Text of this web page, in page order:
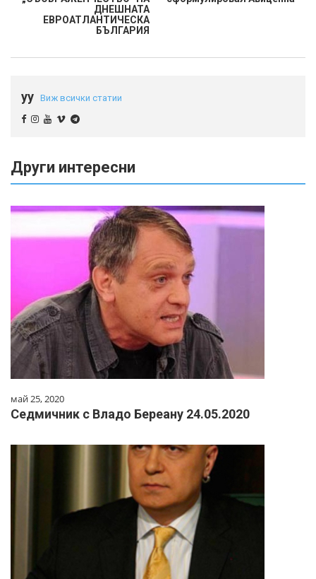
ДНЕШНАТА
ЕВРОАТЛАНТИЧЕСКА
БЪЛГАРИЯ
yy Виж всички статии
Други интересни
май 25, 2020
Седмичник с Владо Береану 24.05.2020